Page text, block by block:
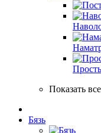
Показать
Бязь